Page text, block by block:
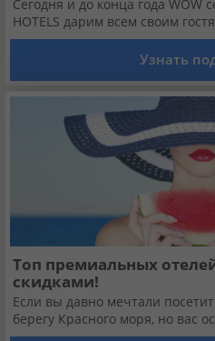
Загрузить приложение из Google Play
Сегодня и до конца года WOW
HOTELS дарим всем своим
Узнать
Топ премиальных
скидками!
Если вы давно мечтали
берегу Красного моря, но вас